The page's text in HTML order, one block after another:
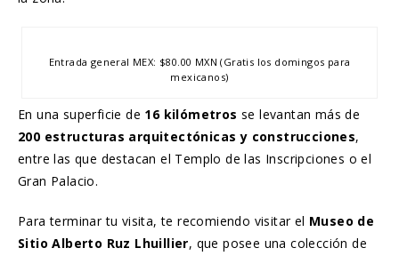
Entrada general MEX: $80.00 MXN (Gratis los domingos para
mexicanos)
En una superficie de 16 kilómetros se levantan más de
200 estructuras arquitectónicas y construcciones,
entre las que destacan el Templo de las Inscripciones o el
Gran Palacio.
Para terminar tu visita, te recomiendo visitar el Museo de
Sitio Alberto Ruz Lhuillier, que posee una colección de